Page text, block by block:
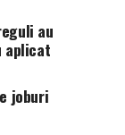
au
aplicat
joburi